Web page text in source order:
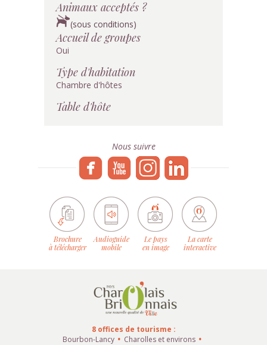
Animaux acceptés ?
(sous conditions)
Accueil de groupes
Oui
Type d'habitation
Chambre d'hôtes
Table d'hôte
Nous suivre
Brochure
à télécharger
Audioguide
mobile
Le pays
en image
La carte
interactive
8 offices de tourisme :
Bourbon-Lancy
Charolles et environs